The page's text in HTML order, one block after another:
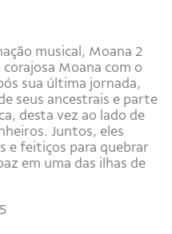
musical, Moana 2
Moana com o
sua última jornada,
seus ancestrais e parte
desta vez ao lado de
Juntos, eles
e feitiços para quebrar
em uma das ilhas de